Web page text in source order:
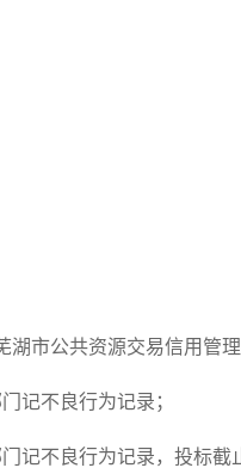
湖市公共资源交易信用管
记不良行为记录；
记不良行为记录，投标截